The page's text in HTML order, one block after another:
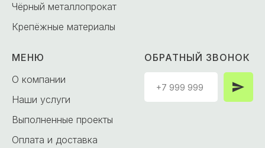
Чёрный металлопрокат
Крепёжные материалы
МЕНЮ
О компании
Наши услуги
Выполненные проекты
Оплата и доставка
ОБРАТНЫЙ ЗВОНОК